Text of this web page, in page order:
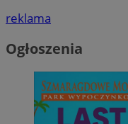
reklama
Ogłoszenia